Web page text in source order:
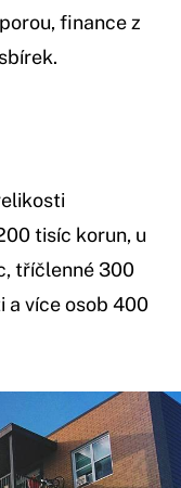
finance z
tisíc korun, u
tříčlenné 300
více osob 400